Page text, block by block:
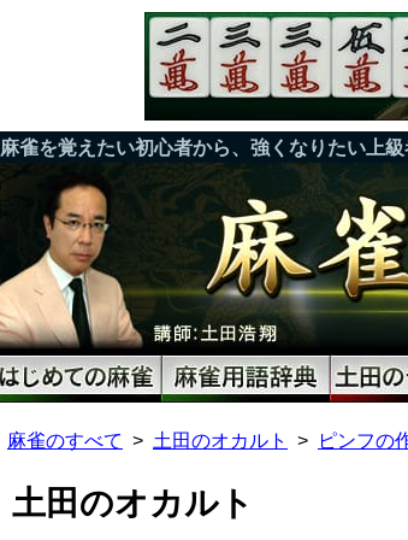
麻雀を覚えたい初心者から、強くなりたい上
麻雀のすべて 土田のオカルト ピンフの
土田のオカルト